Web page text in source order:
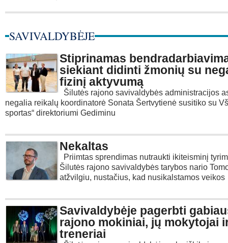
SAVIVALDYBĖJE
Stiprinamas
siekiant didinti žmonių su
fizinį aktyvumą
Šilutės rajono savivaldybės administracijos
negalia reikalų koordinatorė Sonata Šertvytienė susitiko su
sportas“ direktoriumi Gediminu
Nekaltas
Priimtas sprendimas nutraukti ikiteisminį
Šilutės rajono savivaldybės tarybos nario
atžvilgiu, nustačius, kad nusikalstamos veikos
Savivaldybėje pagerbti
rajono mokiniai, jų mokytojai
treneriai